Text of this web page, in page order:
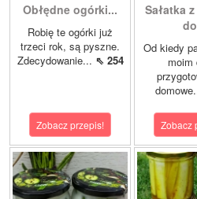
Obłędne ogórki...
Robię te ogórki już
trzeci rok, są pyszne.
Zdecydowanie... ⇖ 254
Zobacz przepis!
Sałatka
Od kiedy
moim
Zobacz